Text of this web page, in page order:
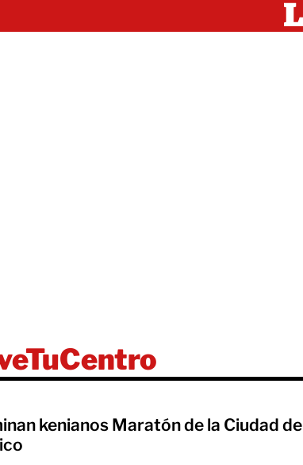
kenianos Maratón de la Ciudad de